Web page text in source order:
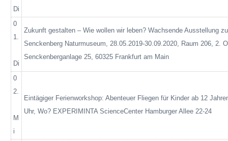
Di
0
1.
Di
Zukunft gestalten – Wie wollen wir leben? Wachsende Ausstellung
Senckenberg Naturmuseum, 28.05.2019-30.09.2020, Raum 206, 2.
Senckenberganlage 25, 60325 Frankfurt am Main
0
2.
M
i
Eintägiger Ferienworkshop: Abenteuer Fliegen für Kinder ab 12
Uhr, Wo? EXPERIMINTA ScienceCenter Hamburger Allee 22-24